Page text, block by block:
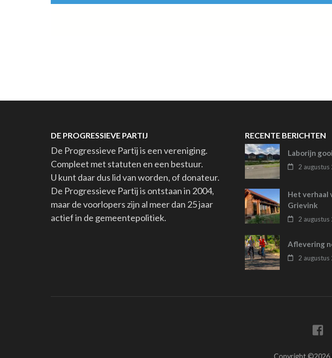
DE PROGRESSIEVE PARTIJ
De Progressieve Partij is een vereniging.
Compleet met statuten en een bestuur.
U kunt daar dus lid van worden, of donateur.
De Progressieve Partij is ontstaan in 2004,
maar de voorlopers zijn al meer dan 25 jaar
actief in de gemeentepolitiek.
RECENTE BERICHTEN
Laborijn
2 augustus
Het verhaal
Grievink
2 augustus
Aflevering
2 augustus
Copyright ©2026